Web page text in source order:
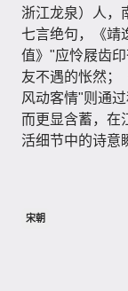
浙江龙泉）人，
七言绝句，《靖
值》"应怜屐齿
友不遇的怅然；
风动客情"则通
而更显含蓄，在
活细节中的诗意
宋朝